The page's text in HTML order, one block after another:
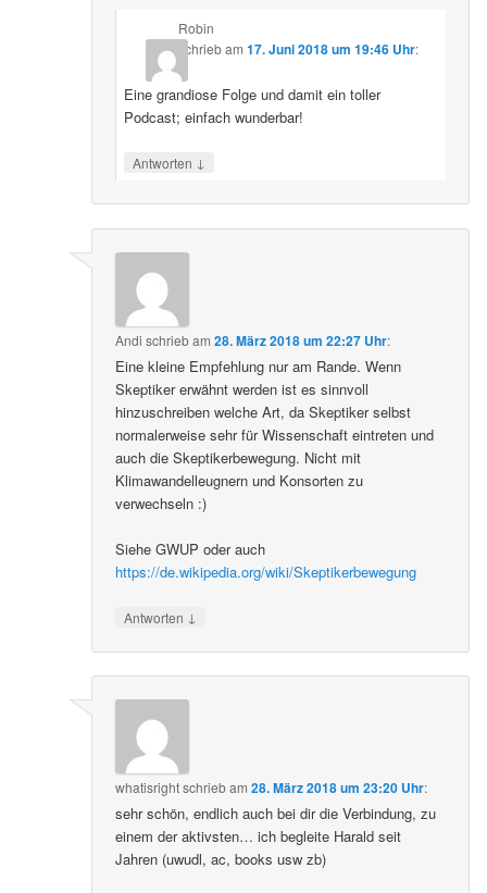
Robin
schriebam 17. Juni 2018 um 19:46 Uhr:
Eine grandiose Folge und damit ein toller
Podcast; einfach wunderbar!
Antworten ↓
Andi schriebam28. März 2018 um 22:27 Uhr:
Eine kleine Empfehlung nur am Rande. Wenn
Skeptiker erwähnt werden ist es sinnvoll
hinzuschreiben welche Art, da Skeptiker selbst
normalerweise sehr für Wissenschaft eintreten und
auch die Skeptikerbewegung. Nicht mit
Klimawandelleugnern und Konsorten zu
verwechseln :)
Siehe GWUP oder auch
https://de.wikipedia.org/wiki/Skeptikerbewegung
Antworten ↓
whatisrightschriebam28. März 2018 um 23:20 Uhr:
sehr schön, endlich auch bei dir die Verbindung, zu
einem der aktivsten… ich begleite Harald seit
Jahren (uwudl, ac, books usw zb)